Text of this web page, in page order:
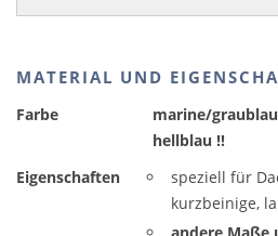
MATERIAL UND
Farbe
marine/
hellblau !!
Eigenschaften
speziell für
kurzbeinige,